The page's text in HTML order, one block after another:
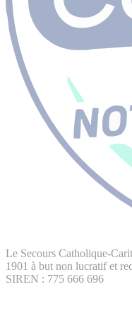
Le Secours Catholique-
1901 à but non lucratif et
SIREN : 775 666 696